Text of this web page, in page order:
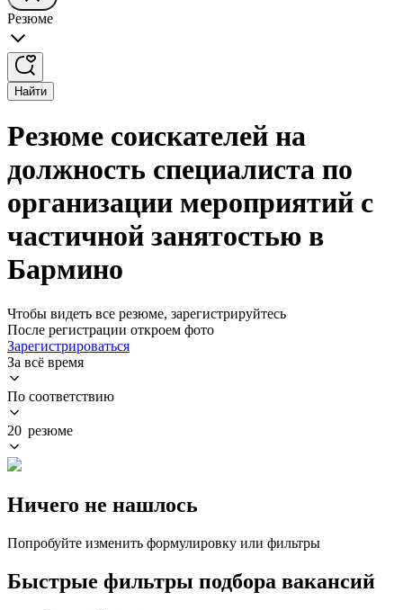
Резюме
Найти
Резюме соискателей на
должность специалиста по
организации мероприятий с
частичной занятостью в
Бармино
Чтобы видеть все резюме, зарегистрируйтесь
После регистрации откроем фото
Зарегистрироваться
За всё время
По соответствию
20 резюме
Ничего не нашлось
Попробуйте изменить формулировку или фильтры
Быстрые фильтры подбора вакансий